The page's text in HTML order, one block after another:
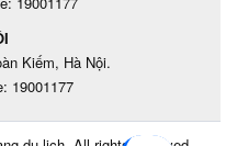
Kiếm, Hà Nội.
19001177